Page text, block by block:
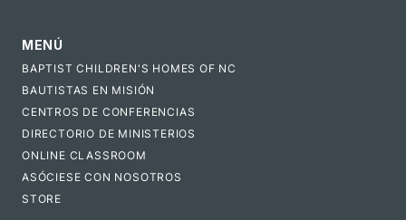
MENÚ
BAPTIST CHILDREN'S HOMES OF NC
BAUTISTAS EN MISIÓN
CENTROS DE CONFERENCIAS
DIRECTORIO DE MINISTERIOS
ONLINE CLASSROOM
ASÓCIESE CON NOSOTROS
STORE